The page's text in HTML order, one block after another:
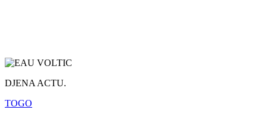
DJENA ACTU.
TOGO